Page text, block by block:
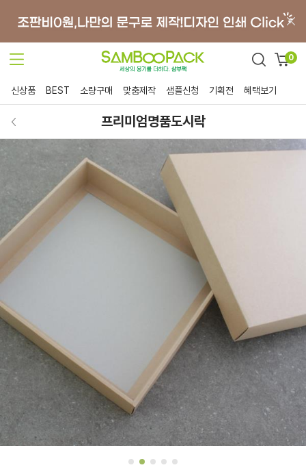
0
신상품 BEST 소량구매 맞춤제작 샘플신청 기획전 혜택보기
프리미엄명품도시락